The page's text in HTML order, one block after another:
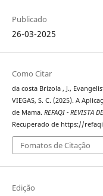
Publicado
26-03-2025
Como Citar
da costa Brizola , J.,
VIEGAS, S. C. (2025). A
de Mama. REFAQI - REVISTA
Recuperado de https://
Fomatos de Citação
Edição